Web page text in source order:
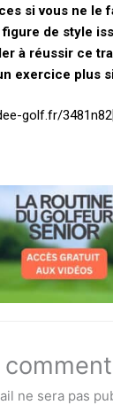
si vous ne le
de style
à réussir ce
exercice plus
golf.fr/
ne sera pas